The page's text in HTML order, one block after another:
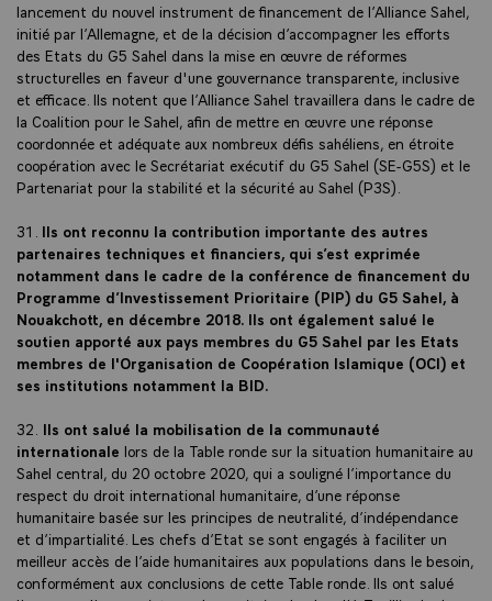
lancement du nouvel instrument de financement de l’Alliance Sahel,
initié par l’Allemagne, et de la décision d’accompagner les efforts
des Etats du G5 Sahel dans la mise en œuvre de réformes
structurelles en faveur d'une gouvernance transparente, inclusive
et efficace. Ils notent que l’Alliance Sahel travaillera dans le cadre de
la Coalition pour le Sahel, afin de mettre en œuvre une réponse
coordonnée et adéquate aux nombreux défis sahéliens, en étroite
coopération avec le Secrétariat exécutif du G5 Sahel (SE-G5S) et le
Partenariat pour la stabilité et la sécurité au Sahel (P3S).
31. Ils ont reconnu la contribution importante des autres
partenaires techniques et financiers, qui s’est exprimée
notamment dans le cadre de la conférence de financement du
Programme d’Investissement Prioritaire (PIP) du G5 Sahel, à
Nouakchott, en décembre 2018. Ils ont également salué le
soutien apporté aux pays membres du G5 Sahel par les Etats
membres de l'Organisation de Coopération Islamique (OCI) et
ses institutions notamment la BID.
32. Ils ont salué la mobilisation de la communauté
internationale lors de la Table ronde sur la situation humanitaire au
Sahel central, du 20 octobre 2020, qui a souligné l’importance du
respect du droit international humanitaire, d’une réponse
humanitaire basée sur les principes de neutralité, d’indépendance
et d’impartialité. Les chefs d’Etat se sont engagés à faciliter un
meilleur accès de l’aide humanitaires aux populations dans le besoin,
conformément aux conclusions de cette Table ronde. Ils ont salué